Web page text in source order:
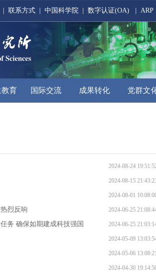
联系方式 中国科学院 数字认证(OA) ARP
育 国际交流 成果转化 党群文
2024-08-24
2024-08-15
2024-08-01
2024-06-25
烈反响
2024-06-25
务 确保如期建成科技强国
2024-05-09
2024-05-06
2024-04-30